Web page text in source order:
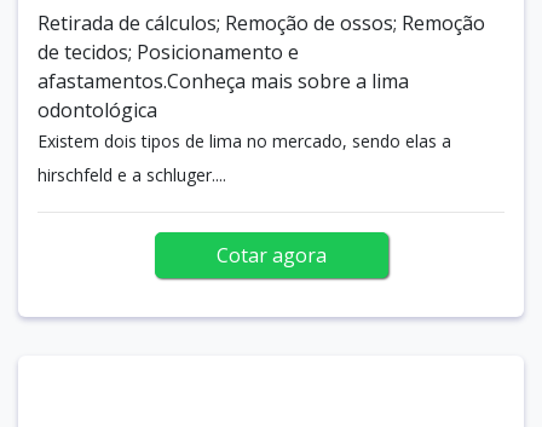
Retirada de cálculos; Remoção de ossos; Remoção
de tecidos; Posicionamento e
afastamentos.Conheça mais sobre a lima
odontológica
Existem dois tipos de lima no mercado, sendo elas a
hirschfeld e a schluger....
Cotar agora